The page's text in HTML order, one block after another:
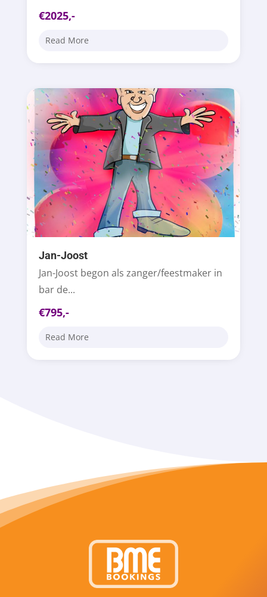
€2025,-
Read More
Jan-Joost
Jan-Joost begon als zanger/feestmaker in
bar de...
€795,-
Read More